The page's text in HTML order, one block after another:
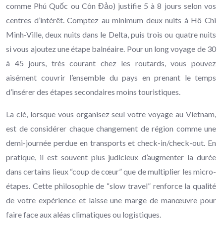
comme Phú Quốc ou Côn Đảo) justifie 5 à 8 jours selon vos
centres d’intérêt. Comptez au minimum deux nuits à Hô Chi
Minh-Ville, deux nuits dans le Delta, puis trois ou quatre nuits
si vous ajoutez une étape balnéaire. Pour un long voyage de 30
à 45 jours, très courant chez les routards, vous pouvez
aisément couvrir l’ensemble du pays en prenant le temps
d’insérer des étapes secondaires moins touristiques.
La clé, lorsque vous organisez seul votre voyage au Vietnam,
est de considérer chaque changement de région comme une
demi-journée perdue en transports et check-in/check-out. En
pratique, il est souvent plus judicieux d’augmenter la durée
dans certains lieux “coup de cœur” que de multiplier les micro-
étapes. Cette philosophie de “slow travel” renforce la qualité
de votre expérience et laisse une marge de manœuvre pour
faire face aux aléas climatiques ou logistiques.